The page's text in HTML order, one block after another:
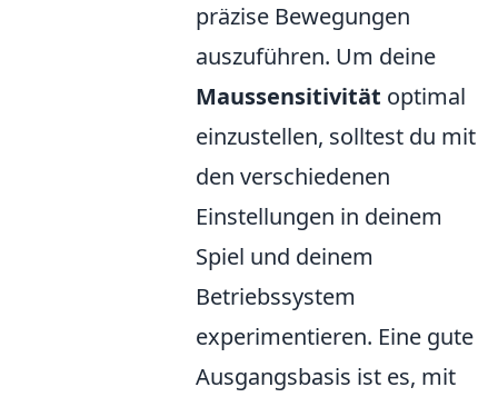
präzise Bewegungen
auszuführen. Um deine
Maussensitivität optimal
einzustellen, solltest du mit
den verschiedenen
Einstellungen in deinem
Spiel und deinem
Betriebssystem
experimentieren. Eine gute
Ausgangsbasis ist es, mit